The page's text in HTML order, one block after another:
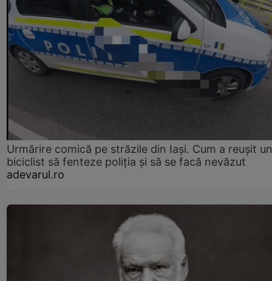
Urmărire comică pe străzile din Iași. Cum a reușit un
biciclist să fenteze poliția și să se facă nevăzut
adevarul.ro